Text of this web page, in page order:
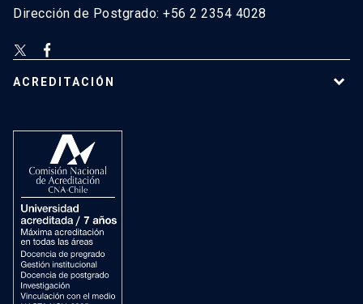
Dirección de Postgrado: +56 2 2354 4028
ACREDITACIÓN